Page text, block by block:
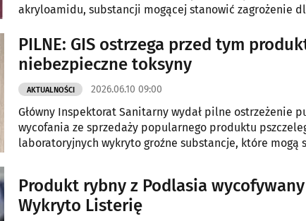
akryloamidu, substancji mogącej stanowić zagrożenie
PILNE: GIS ostrzega przed tym
niebezpieczne toksyny
AKTUALNOŚCI 2026.06.10 09:00
Główny Inspektorat Sanitarny wydał pilne ostrzeżenie
wycofania ze sprzedaży popularnego produktu
laboratoryjnych wykryto groźne substancje, które mogą
Produkt rybny z Podlasia
Wykryto Listerię